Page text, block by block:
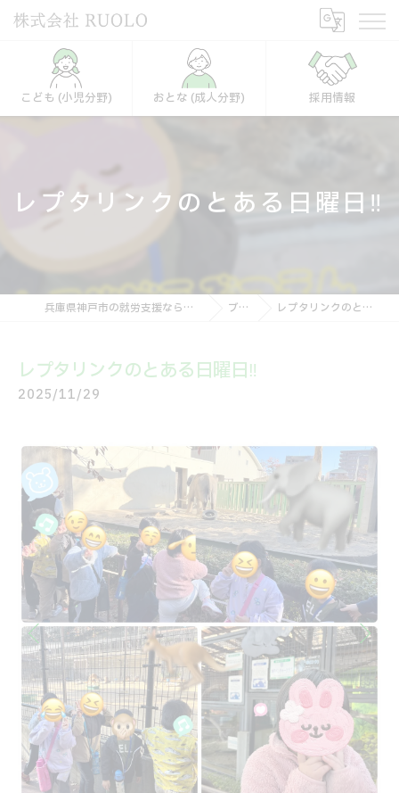
こども (小児分野) おとな (成人分野) 採用情報
レプタリンクのとある日曜日‼️
兵庫県神戸市の就労支援なら株式会社RUOLO ブログ レプタリンクのとある日曜日‼️
レプタリンクのとある日曜日‼️
2025/11/29